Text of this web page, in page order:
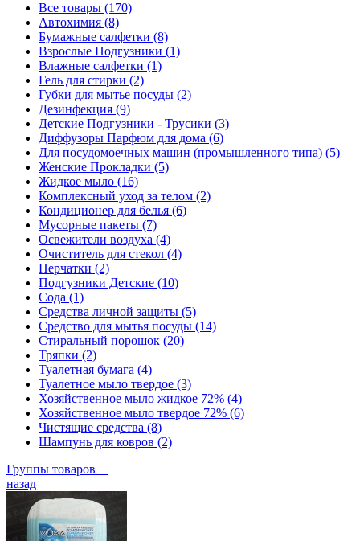
Все товары (170)
Автохимия (8)
Бумажные салфетки (8)
Взрослые Подгузники (1)
Влажные салфетки (1)
Гель для стирки (2)
Губки для мытье посуды (2)
Дезинфекция (9)
Детские Подгузники - Трусики (3)
Диффузоры Парфюм для дома (6)
Для посудомоечных машин (промышленного типа) (5)
Женские Прокладки (5)
Жидкое мыло (16)
Комплексный уход за телом (2)
Кондиционер для белья (6)
Мусорные пакеты (7)
Освежители воздуха (4)
Очиститель для стекол (4)
Перчатки (2)
Подгузники Детские (10)
Сода (1)
Средства личной защиты (5)
Средство для мытья посуды (14)
Стиральный порошок (20)
Тряпки (2)
Туалетная бумага (4)
Туалетное мыло твердое (3)
Хозяйственное мыло жидкое 72% (4)
Хозяйственное мыло твердое 72% (6)
Чистящие средства (8)
Шампунь для ковров (2)
Группы товаров
назад